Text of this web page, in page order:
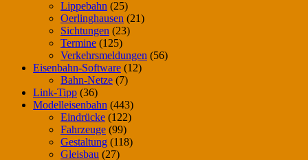
Lippebahn (25)
Oerlinghausen (21)
Sichtungen (23)
Termine (125)
Verkehrsmeldungen (56)
Eisenbahn-Software (12)
Bahn-Netze (7)
Link-Tipp (36)
Modelleisenbahn (443)
Eindrücke (122)
Fahrzeuge (99)
Gestaltung (118)
Gleisbau (27)